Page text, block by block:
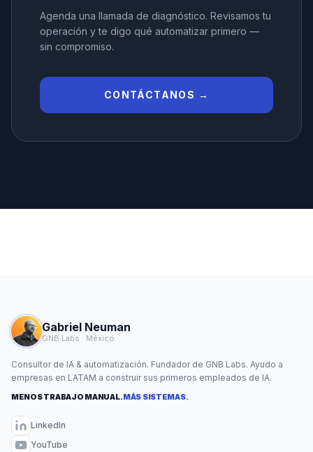
Agenda una llamada de diagnóstico. Revisamos tu
operación y te digo qué automatizar primero —
sin compromiso.
CONTÁCTANOS →
Gabriel Neuman
GNB Labs · México
Consultor de IA & automatización. Fundador de GNB Labs. Ayudo a
empresas en LATAM a construir sus primeros empleados de IA.
MENOS TRABAJO MANUAL.MÁS SISTEMAS.
LinkedIn
YouTube